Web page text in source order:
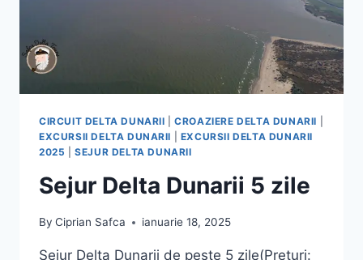
CIRCUIT DELTA DUNARII |CROAZIERE DELTA DUNARII
EXCURSII DELTA DUNARII
EXCURSII DELTA DUNARII
2025 |SEJUR DELTA DUNARII
Sejur Delta Dunarii 5 zile
By Ciprian Safca ianuarie 18, 2025
Sejur Delta Dunarii de peste 5 zile(Preturi: